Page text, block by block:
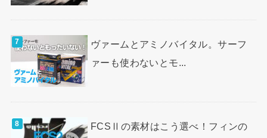
ヴァームとアミノバイタル。サーフ
ァーも使わないとモ...
FCSⅡの素材はこう選べ！フィンの